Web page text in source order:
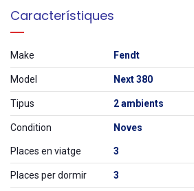
Característiques
Make Fendt
Model Next 380
Tipus 2 ambients
Condition Noves
Places en viatge 3
Places per dormir 3